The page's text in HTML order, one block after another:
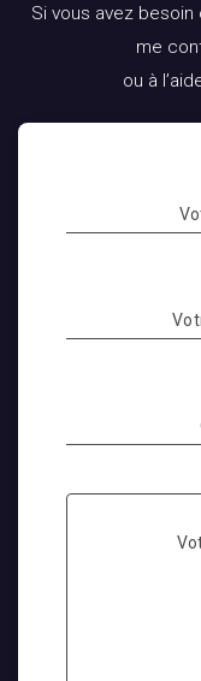
Si vous avez besoin
me
ou à